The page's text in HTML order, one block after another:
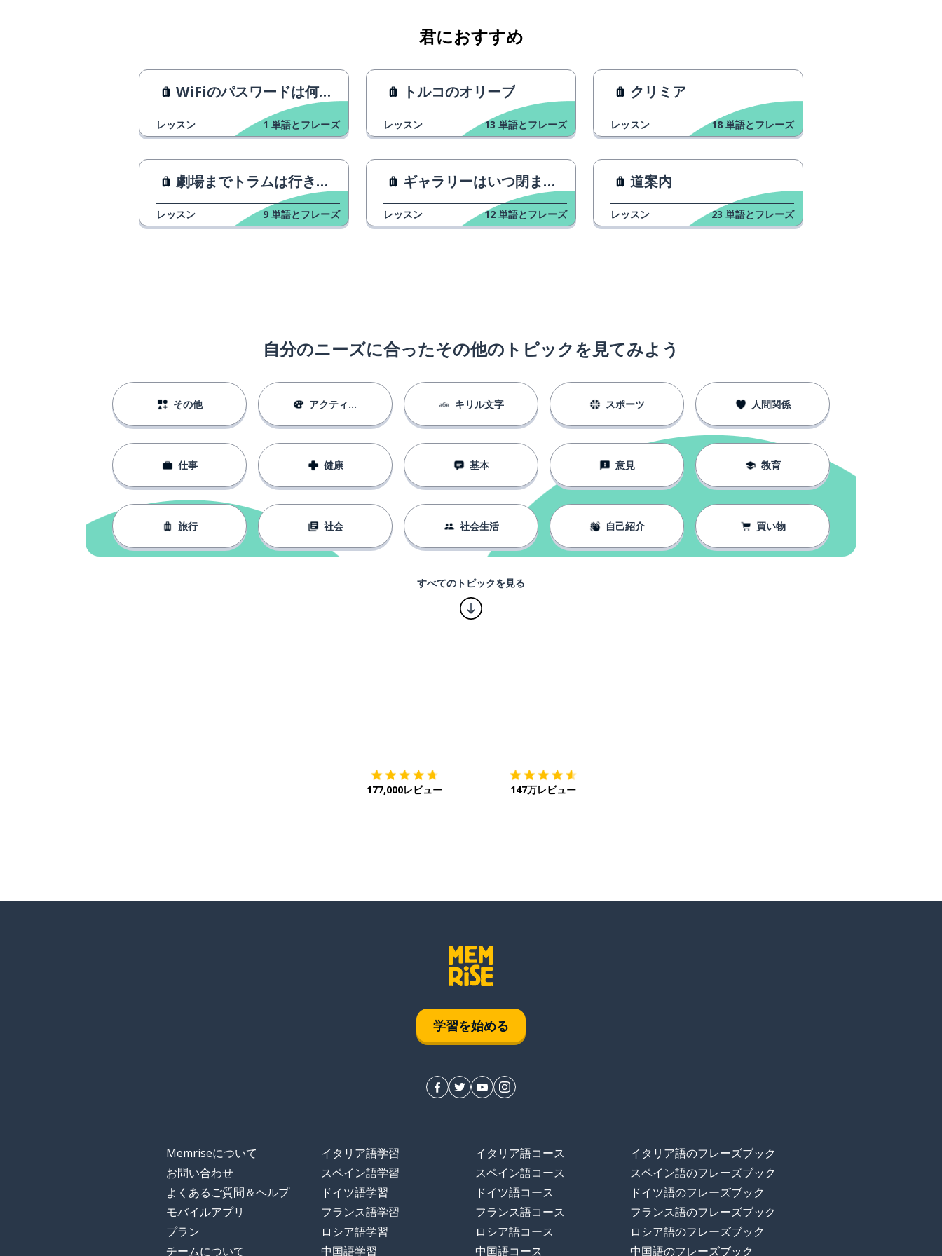
君におすすめ
WiFiのパスワードは何ですか？
レッスン 1 単語とフレーズ
トルコのオリーブ
レッスン 13 単語とフレーズ
クリミア
レッスン 18 単語とフレーズ
劇場までトラムは行きますか？
レッスン 9 単語とフレーズ
ギャラリーはいつ閉まりますか？
レッスン 12 単語とフレーズ
道案内
レッスン 23 単語とフレーズ
自分のニーズに合ったその他のトピックを見てみよう
その他 アクティビティ キリル文字 スポーツ 人間関係
仕事 健康 基本 意見 教育
旅行 社会 社会生活 自己紹介 買い物
すべてのトピックを見る
177,000レビュー 147万レビュー
学習を始める
Memriseについて
お問い合わせ
よくあるご質問＆ヘルプ
モバイルアプリ
プラン
チームについて
イタリア語学習
スペイン語学習
ドイツ語学習
フランス語学習
ロシア語学習
中国語学習
イタリア語コース
スペイン語コース
ドイツ語コース
フランス語コース
ロシア語コース
中国語コース
イタリア語のフレーズブック
スペイン語のフレーズブック
ドイツ語のフレーズブック
フランス語のフレーズブック
ロシア語のフレーズブック
中国語のフレーズブック